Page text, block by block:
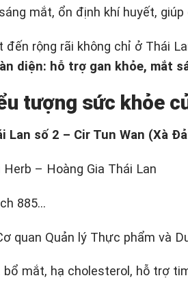
mắt, ổn định khí huyết,
đến rộng rãi không chỉ ở Thái
diện: hỗ trợ gan khỏe, mắt
tượng sức khỏe
Lan số 2 – Cir Tun Wan (Xà
– Hoàng Gia Thái Lan
885…
quan Quản lý Thực phẩm và
bổ mắt, hạ cholesterol, hỗ trợ